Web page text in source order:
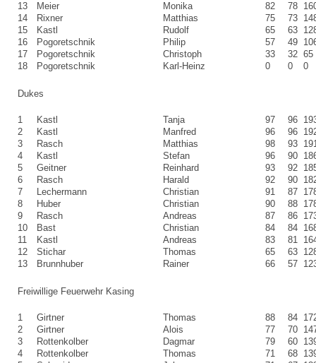
13
Meier Monika 82 78
14
Rixner Matthias 75 73
15
Kastl Rudolf 65 63
16
Pogoretschnik Philip 57 49
17
Pogoretschnik Christoph 33 32 65
18
Pogoretschnik Karl-Heinz 0 0 0
Dukes
1 Kastl Tanja 97 96
2
Kastl Manfred 96 96
3
Rasch Matthias 98 93
4
Kastl Stefan 96 90
5
Geitner Reinhard 93 92
6
Rasch Harald 92 90
7
Lechermann Christian 91 87
8
Huber Christian 90 88
9
Rasch Andreas 87 86
10
Bast Christian 84 84
11
Kastl Andreas 83 81
12
Stichar Thomas 65 63
13
Brunnhuber Rainer 66 57
Freiwillige Feuerwehr Kasing
1 Girtner Thomas 88 84
2
Girtner Alois 77 70
3
Rottenkolber Dagmar 79 60
4
Rottenkolber Thomas 71 68